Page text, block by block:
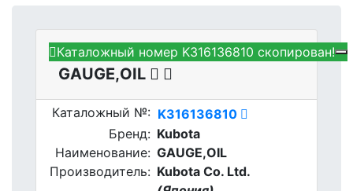
Kubota K316136810 -
GAUGE,OIL
Каталожный №: K316136810
Бренд: Kubota
Наименование: GAUGE,OIL
Производитель: Kubota Co. Ltd.
Каталожный номер K316136810 скопирован!